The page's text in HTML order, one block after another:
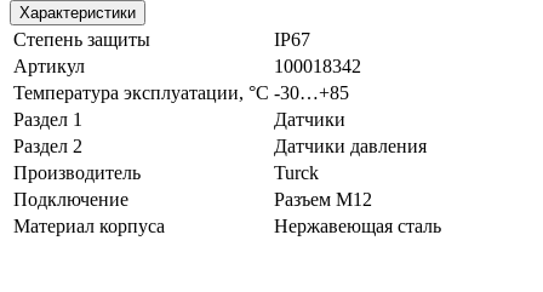
Характеристики
Степень защиты
IP67
Артикул
100018342
Температура эксплуатации, °С -30…+85
Раздел 1
Датчики
Раздел 2
Датчики давления
Производитель
Turck
Подключение
Разъем M12
Материал корпуса
Нержавеющая сталь